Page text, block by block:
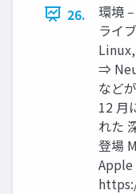
26.
環境
ライ
⇒
など
12 ⽉
れた
登場